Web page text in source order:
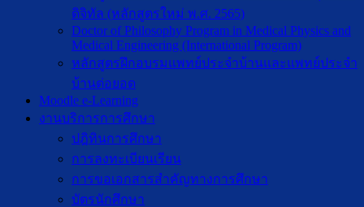
ดิจิทัล (หลักสูตรใหม่ พ.ศ. 2565)
Doctor of Philosophy Program in Medical Physics and
Medical Engineering (International Program)
หลักสูตรฝึกอบรมแพทย์ประจำบ้านและแพทย์ประจำ
บ้านต่อยอด
Moodle e-Learning
งานบริการการศึกษา
ปฎิทินการศึกษา
การลงทะเบียนเรียน
การขอเอกสารสำคัญทางการศึกษา
บัตรนักศึกษา